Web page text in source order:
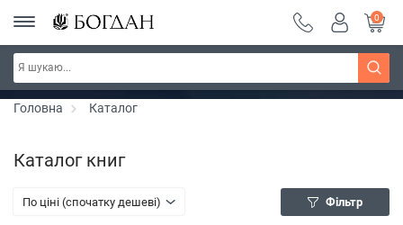
РОЗПРОДАЖ ~ 150 грн ~ 200 грн ~ 250 грн ~
300 грн ~ РОЗПРОДАЖ
Дізнатись більше
0
Головна Каталог
Каталог книг
По ціні (спочатку дешеві) Фільтр